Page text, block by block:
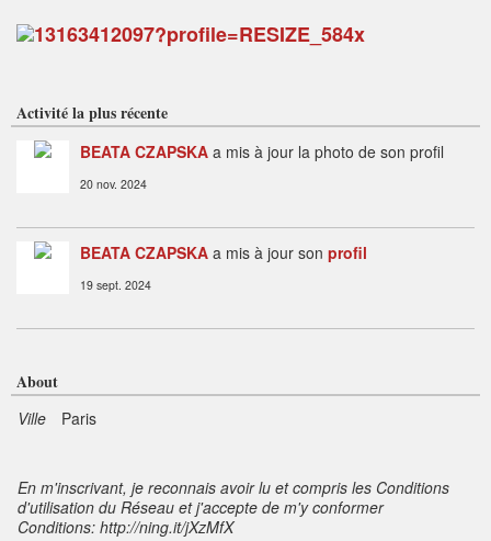
Activité la plus récente
BEATA CZAPSKA a mis à jour la photo de son profil
20 nov. 2024
BEATA CZAPSKA a mis à jour son profil
19 sept. 2024
About
Ville Paris
En m'inscrivant, je reconnais avoir lu et compris les Conditions
d'utilisation du Réseau et j'accepte de m'y conformer
Conditions: http://ning.it/jXzMfX